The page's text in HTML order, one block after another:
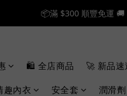
📦滿 $300 順豐免運
📦滿 $300 順豐免運
📦滿 $300 順豐免運
🛍️ 全店商品 🚀 新品速
趣內衣 安全套 潤滑劑